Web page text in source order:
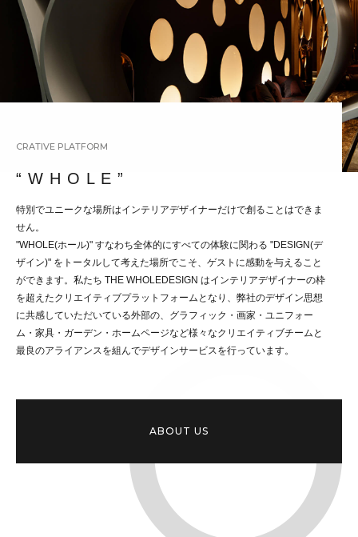
CRATIVE PLATFORM
“ W H O L E ”
特別でユニークな場所はインテリアデザイナーだけで創ることはできま
せん。
"WHOLE(ホール)" すなわち全体的にすべての体験に関わる "DESIGN(デ
ザイン)" をトータルして考えた場所でこそ、ゲストに感動を与えること
ができます。私たち THE WHOLEDESIGN はインテリアデザイナーの枠
を超えたクリエイティブプラットフォームとなり、弊社のデザイン思想
に共感していただいている外部の、グラフィック・画家・ユニフォー
ム・家具・ガーデン・ホームページなど様々なクリエイティブチームと
最良のアライアンスを組んでデザインサービスを行っています。
ABOUT US